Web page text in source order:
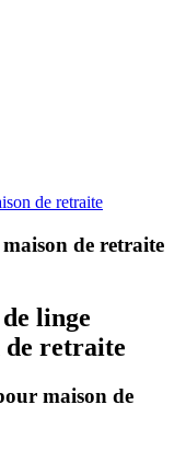
de retraite
de retraite
linge
de retraite
maison de